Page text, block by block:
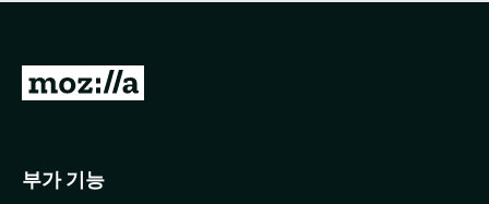
점
습
니
M
부가 기능